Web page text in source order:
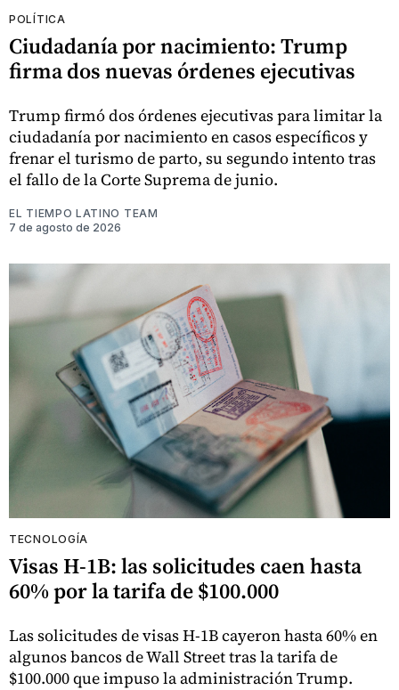
POLÍTICA
Ciudadanía por nacimiento: Trump
firma dos nuevas órdenes ejecutivas
Trump firmó dos órdenes ejecutivas para limitar la
ciudadanía por nacimiento en casos específicos y
frenar el turismo de parto, su segundo intento tras
el fallo de la Corte Suprema de junio.
EL TIEMPO LATINO TEAM
7 de agosto de 2026
TECNOLOGÍA
Visas H-1B: las solicitudes caen hasta
60% por la tarifa de $100.000
Las solicitudes de visas H-1B cayeron hasta 60% en
algunos bancos de Wall Street tras la tarifa de
$100.000 que impuso la administración Trump.